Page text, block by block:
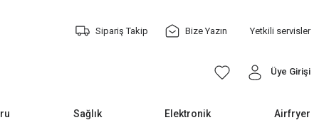
Sipariş Takip Bize Yazın Yetkili servisler
Üye Girişi
Sağlık Elektronik Airfryer